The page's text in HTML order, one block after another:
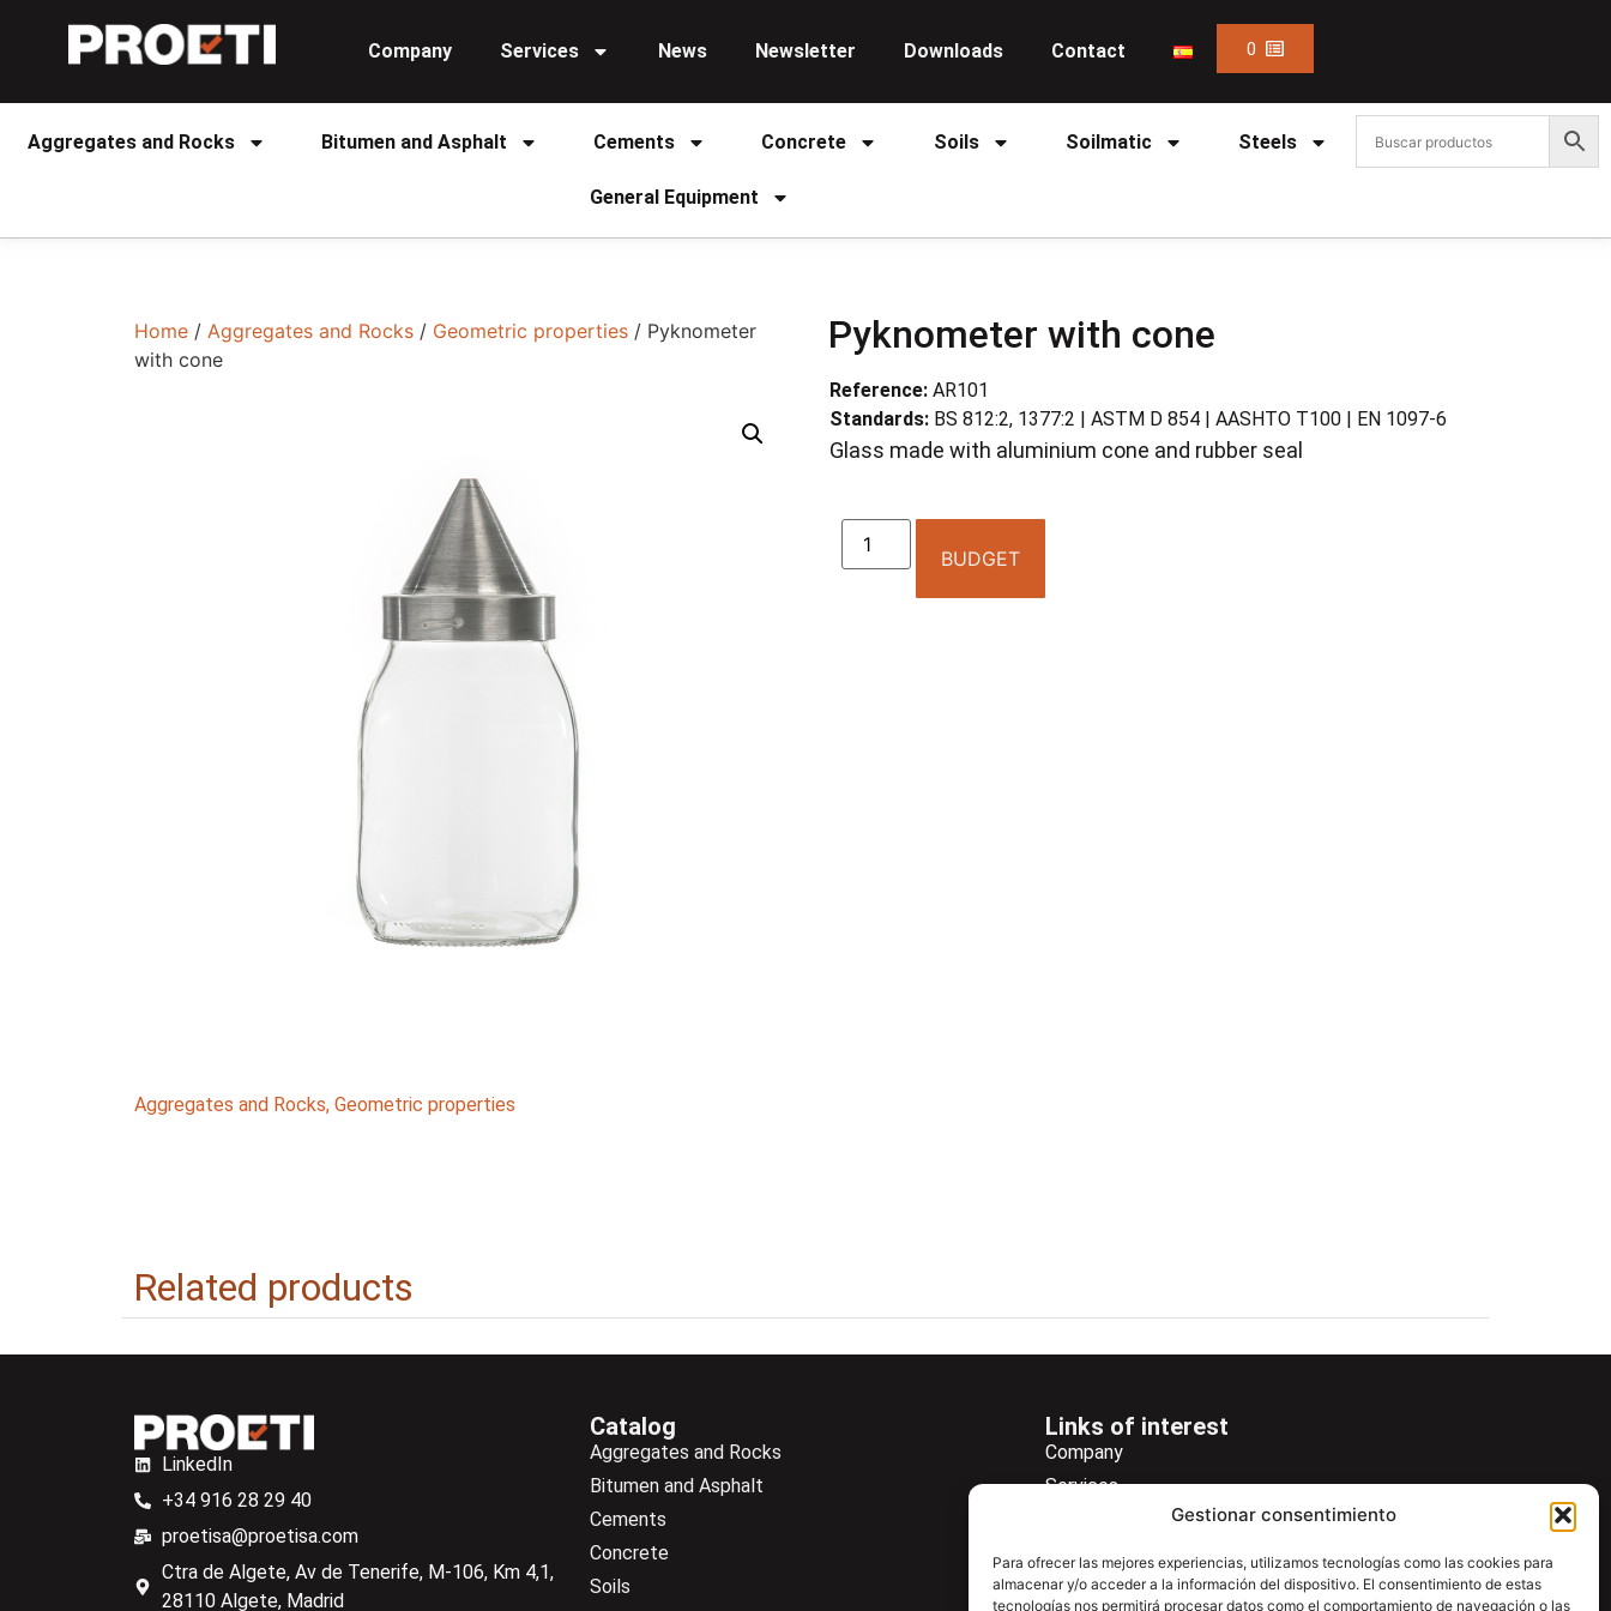
Gestionar consentimiento
Para ofrecer las mejores experiencias, utilizamos tecnologías como las cookies para
almacenar y/o acceder a la información del dispositivo. El consentimiento de estas
tecnologías nos permitirá procesar datos como el comportamiento de navegación o las
Company Services News Newsletter Downloads Contact 0
Aggregates and Rocks Bitumen and Asphalt Cements Concrete Soils Soilmatic Steels
General Equipment
Home / Aggregates and Rocks / Geometric properties / Pyknometer
with cone
Aggregates and Rocks, Geometric properties
Pyknometer with cone
Reference: AR101
Standards: BS 812:2, 1377:2 | ASTM D 854 | AASHTO T100 | EN 1097-6
Glass made with aluminium cone and rubber seal
BUDGET
Related products
LinkedIn
+34 916 28 29 40
proetisa@proetisa.com
Ctra de Algete, Av de Tenerife, M-106, Km 4,1,
28110 Algete, Madrid
Catalog
Aggregates and Rocks
Bitumen and Asphalt
Cements
Concrete
Soils
Links of interest
Company
Services
Newsletter
Download